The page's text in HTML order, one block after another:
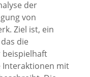
der
von
Ziel ist, ein
die
beispielhaft
Interaktionen mit